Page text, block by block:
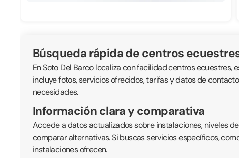
Búsqueda rápida de centros
En Soto Del Barco localiza con facilidad centros
incluye fotos, servicios ofrecidos, tarifas y datos de
necesidades.
Información clara y comparativa
Accede a datos actualizados sobre instalaciones, niveles
comparar alternativas. Si buscas servicios específicos,
instalaciones ofrecen.